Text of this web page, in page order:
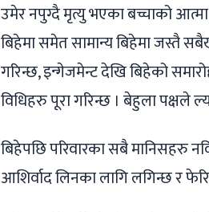
उमेर नपुग्दै मृत्यु भएका बच्चाको
बिहेमा समेत सामान्य बिहेमा जस्तै
गरिन्छ, इन्गेजमेन्ट देखि बिहेको
विधिहरु पूरा गरिन्छ । बेहुला पक्षले
बिहेपछि परिवारका सबै मानिसहरु
आशिर्वाद लिनका लागि लगिन्छ र